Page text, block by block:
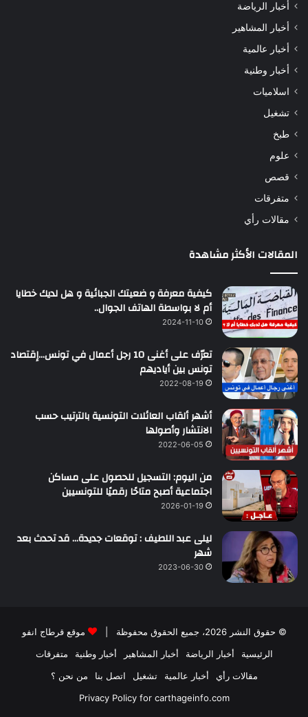
أخبار الرياضة
أخبار المشاهير
أخبار عالمية
أخبار وطنية
اسلاميات
تشغيل
طبخ
علوم
قصص
متفرقات
مقالات رأي
المقالات الأكثر مشاهدة
كيفية معرفة و ضعيتك الجبائية و هل لديك خطايا
أم لا بواسطة الهاتف الجوال..
2024-11-10
تعرّف على أغنى 10 رجل أعمال في تونس…إقتصاد
تونس بين أياديهم
2022-08-19
أشهر ألقاب العائلات التونسية بالترتيب حسب
الانتشار وأصولها
2022-06-05
من اليوم: التسجيل للحصول على مساكن
اجتماعية أصبح متاحًا رقميًا للتونسيين
2026-01-19
ليلى عبد اللطيف : توقعات جديدة… قد تحدث بعد
شهر
2023-06-30
© حقوق النشر 2026، جميع الحقوق محفوظة |
موقع قرطاج انفو
الرئيسية
أخبار الرياضة أخبار المشاهير أخبار وطنية
متفرقات
مقالات رأي
أخبار عالمية تشغيل اتصل بنا
من نحن ؟
Privacy Policy for carthageinfo.com